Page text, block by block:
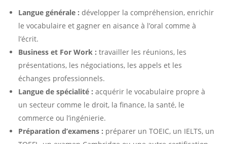
Langue générale : développer la compréhension, enrichir
le vocabulaire et gagner en aisance à l’oral comme à
l’écrit.
Business et For Work : travailler les réunions, les
présentations, les négociations, les appels et les
échanges professionnels.
Langue de spécialité : acquérir le vocabulaire propre à
un secteur comme le droit, la finance, la santé, le
commerce ou l’ingénierie.
Préparation d’examens : préparer un TOEIC, un IELTS, un